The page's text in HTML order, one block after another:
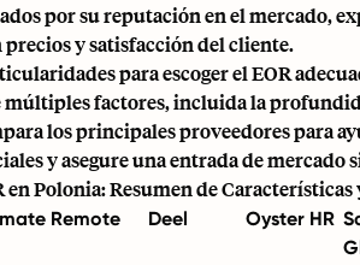
por su reputación en el mercado,
y satisfacción del cliente.
para escoger el EOR
factores, incluida la
los principales proveedores para
y asegure una entrada de mercado
en Polonia: Resumen de Características
Remote Deel Oyster HR